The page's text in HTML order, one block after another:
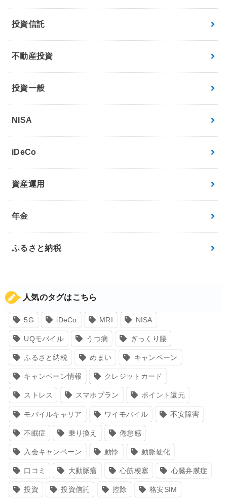
投資信託
不動産投資
投資一般
NISA
iDeCo
資産運用
年金
ふるさと納税
人気のタグはこちら
5G iDeCo MRI NISA
UQモバイル うつ病 ぎっくり腰
ふるさと納税 めまい キャンペーン
キャンペーン情報 クレジットカード
ストレス スマホプラン ポイント還元
モバイルキャリア ワイモバイル 不安障害
不眠症 乗り換え 倦怠感
入会キャンペーン 動悸 動脈硬化
口コミ 大動脈瘤 心筋梗塞 心臓弁膜症
投資 投資信託 控除 格安SIM